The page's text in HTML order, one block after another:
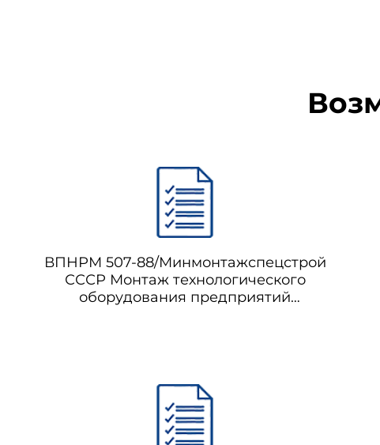
ВПНРМ 507-88/Минмонтажспецстрой
СССР Монтаж технологического
оборудования предприятий